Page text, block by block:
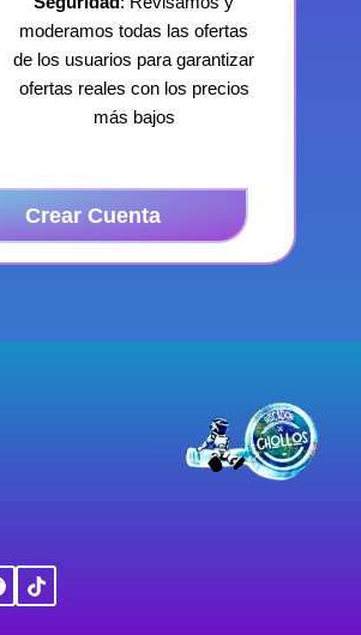
moderamos todas las ofertas
de los usuarios para garantizar
ofertas reales con los precios
más bajos
Crear Cuenta